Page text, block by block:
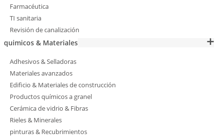
Farmacéutica
TI sanitaria
Revisión de canalización
quimicos & Materiales
Adhesivos & Selladoras
Materiales avanzados
Edificio & Materiales de construcción
Productos químicos a granel
Cerámica de vidrio & Fibras
Rieles & Minerales
pinturas & Recubrimientos